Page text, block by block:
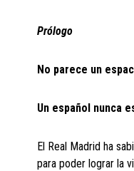
Prólogo
No parece un
Un español nunca
El Real Madrid ha
para poder lograr la